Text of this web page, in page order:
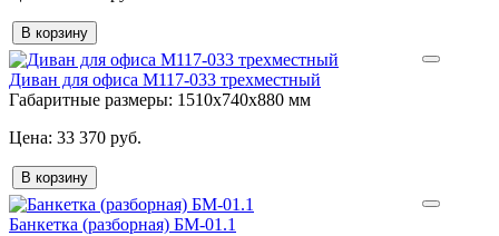
В корзину
Диван для офиса М117-033 трехместный
Габаритные размеры: 1510х740х880 мм
33 370 руб.
В корзину
Банкетка (разборная) БМ-01.1